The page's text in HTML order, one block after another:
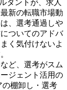
タントが、求人
新の転職市場動
、選考通過しや
ついてのアドバ
く気付けないよ
ど、選考がスム
ジェント活用の
の棚卸し・選考